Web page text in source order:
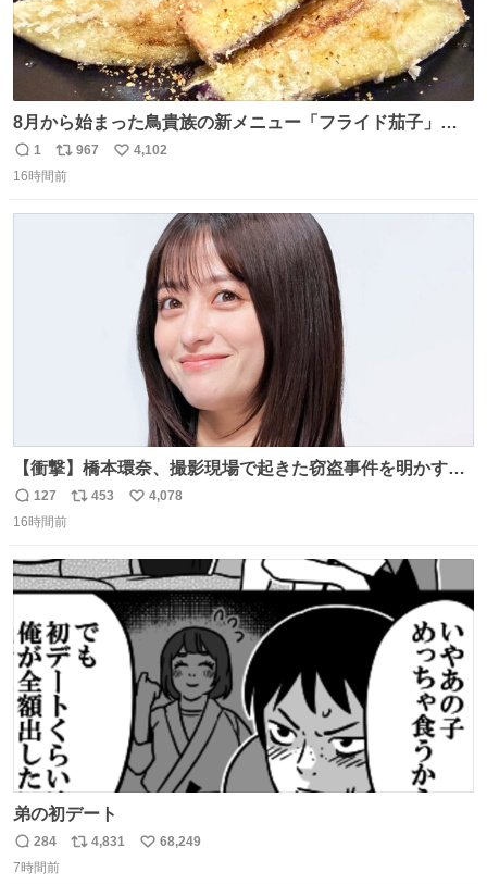
8月から始まった鳥貴族の新メニュー「フライド茄子」が
うますぎでした 信じて……
返
信
1
リ
ポ
967
い
4,102
16時間前
【衝撃】橋本環奈、撮影現場で起きた窃盗事件を明かす
「警察が来てました」 news.livedoor.com/article/detail…
橋本は「撮影現場で照明さんのケーブルが盗まれて…。廃
述懐。専門家も「銅の価値が上がってるんですよね…」と
反応した。
返
信
127
リ
ト
数
453
い
数
4,078
16時間前
弟の初デート
返
信
284
リ
4,831
い
68,249
7時間前